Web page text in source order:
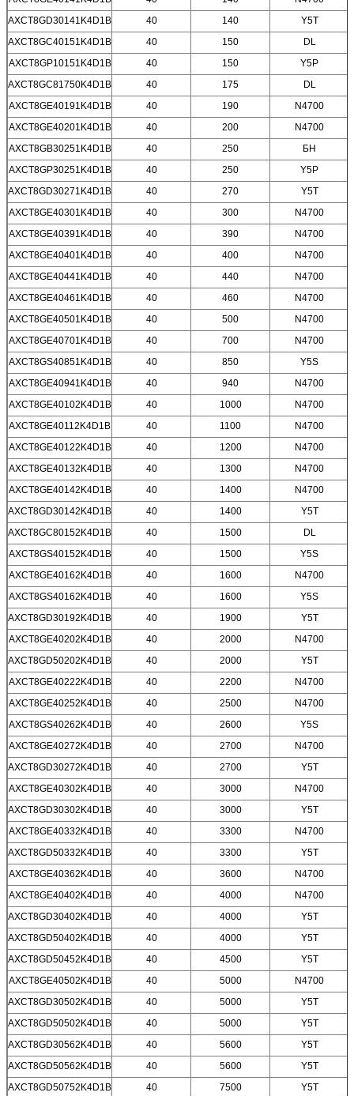
Оставьте сообщение
Мы скоро тебе перезвоним!
AXCT8GD30141K4D1B
40 140
Y5T
AXCT8GC40151K4D1B
40 150
DL
AXCT8GP10151K4D1B
40 150
Y5P
AXCT8GC81750K4D1B
40 175
DL
AXCT8GE40191K4D1B
40 190
N4700
AXCT8GE40201K4D1B
40 200
N4700
AXCT8GB30251K4D1B
40 250
БН
AXCT8GP30251K4D1B
40 250
Y5P
AXCT8GD30271K4D1B
40 270
Y5T
AXCT8GE40301K4D1B
40 300
N4700
AXCT8GE40391K4D1B
40 390
N4700
AXCT8GE40401K4D1B
40 400
N4700
AXCT8GE40441K4D1B
40 440
N4700
AXCT8GE40461K4D1B
40 460
N4700
AXCT8GE40501K4D1B
40 500
N4700
AXCT8GE40701K4D1B
40 700
N4700
AXCT8GS40851K4D1B
40 850
Y5S
AXCT8GE40941K4D1B
40 940
N4700
AXCT8GE40102K4D1B
40 1000
N4700
AXCT8GE40112K4D1B
40 1100
N4700
AXCT8GE40122K4D1B
40 1200
N4700
AXCT8GE40132K4D1B
40 1300
N4700
AXCT8GE40142K4D1B
40 1400
N4700
AXCT8GD30142K4D1B
40 1400
Y5T
AXCT8GC80152K4D1B
40 1500
DL
AXCT8GS40152K4D1B
40 1500
Y5S
AXCT8GE40162K4D1B
40 1600
N4700
AXCT8GS40162K4D1B
40 1600
Y5S
AXCT8GD30192K4D1B
40 1900
Y5T
AXCT8GE40202K4D1B
40 2000
N4700
AXCT8GD50202K4D1B
40 2000
Y5T
AXCT8GE40222K4D1B
40 2200
N4700
AXCT8GE40252K4D1B
40 2500
N4700
AXCT8GS40262K4D1B
40 2600
Y5S
AXCT8GE40272K4D1B
40 2700
N4700
AXCT8GD30272K4D1B
40 2700
Y5T
AXCT8GE40302K4D1B
40 3000
N4700
AXCT8GD30302K4D1B
40 3000
Y5T
AXCT8GE40332K4D1B
40 3300
N4700
AXCT8GD50332K4D1B
40 3300
Y5T
AXCT8GE40362K4D1B
40 3600
N4700
AXCT8GE40402K4D1B
40 4000
N4700
AXCT8GD30402K4D1B
40 4000
Y5T
AXCT8GD50402K4D1B
40 4000
Y5T
AXCT8GD50452K4D1B
40 4500
Y5T
AXCT8GE40502K4D1B
40 5000
N4700
AXCT8GD30502K4D1B
40 5000
Y5T
AXCT8GD50502K4D1B
40 5000
Y5T
AXCT8GD30562K4D1B
40 5600
Y5T
AXCT8GD50562K4D1B
40 5600
Y5T
AXCT8GD50752K4D1B
40 7500
Y5T